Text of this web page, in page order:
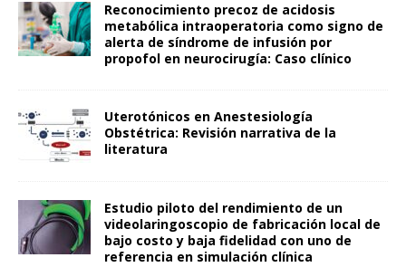
Reconocimiento precoz de acidosis
metabólica intraoperatoria como signo de
alerta de síndrome de infusión por
propofol en neurocirugía: Caso clínico
Uterotónicos en Anestesiología
Obstétrica: Revisión narrativa de la
literatura
Estudio piloto del rendimiento de un
videolaringoscopio de fabricación local de
bajo costo y baja fidelidad con uno de
referencia en simulación clínica